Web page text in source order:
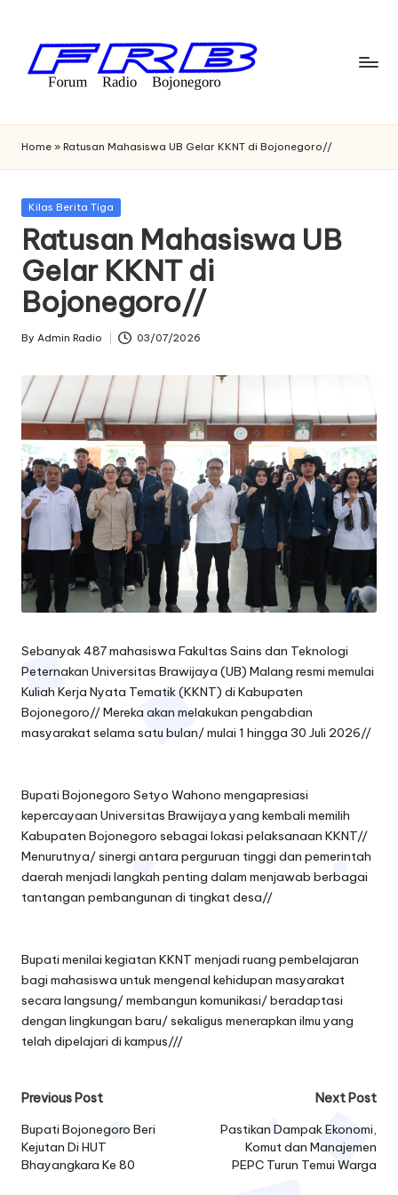
content
F
o
r
u
m
R
a
di
o
B
oj
o
n
e
g
o
r
o
Bojonegoro
Home » Ratusan Mahasiswa UB Gelar KKNT di Bojonegoro//
Posted
Kilas Berita Tiga
Ratusan Mahasiswa UB
Gelar KKNT di
Bojonegoro//
Posted
By Admin Radio 03/07/2026
Sebanyak 487 mahasiswa Fakultas Sains dan Teknologi
Peternakan Universitas Brawijaya (UB) Malang resmi memulai
Kuliah Kerja Nyata Tematik (KKNT) di Kabupaten
Bojonegoro// Mereka akan melakukan pengabdian
masyarakat selama satu bulan/ mulai 1 hingga 30 Juli 2026//
Bupati Bojonegoro Setyo Wahono mengapresiasi
kepercayaan Universitas Brawijaya yang kembali memilih
Kabupaten Bojonegoro sebagai lokasi pelaksanaan KKNT//
Menurutnya/ sinergi antara perguruan tinggi dan pemerintah
daerah menjadi langkah penting dalam menjawab berbagai
tantangan pembangunan di tingkat desa//
Bupati menilai kegiatan KKNT menjadi ruang pembelajaran
bagi mahasiswa untuk mengenal kehidupan masyarakat
secara langsung/ membangun komunikasi/ beradaptasi
dengan lingkungan baru/ sekaligus menerapkan ilmu yang
telah dipelajari di kampus///
Post
navigation
Previous Post
Bupati Bojonegoro Beri
Kejutan Di HUT
Bhayangkara Ke 80
Next Post
Pastikan Dampak Ekonomi,
Komut dan Manajemen
PEPC Turun Temui Warga